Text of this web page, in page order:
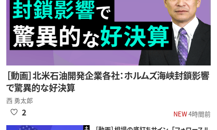
［動画］北米石油開発企業各社：ホルムズ海峡封鎖影響
で驚異的な好決算
西 勇太郎
NEW4時間前
2